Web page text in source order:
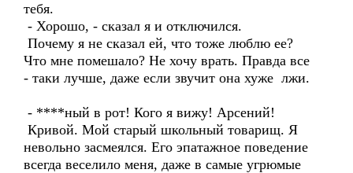
тебя.
- Хорошо, - сказал я и отключился.
Почему я не сказал ей, что тоже люблю ее?
Что мне помешало? Не хочу врать. Правда все
- таки лучше, даже если звучит она хуже лжи.
- ****ный в рот! Кого я вижу! Арсений!
Кривой. Мой старый школьный товарищ. Я
невольно засмеялся. Его эпатажное поведение
всегда веселило меня, даже в самые угрюмые